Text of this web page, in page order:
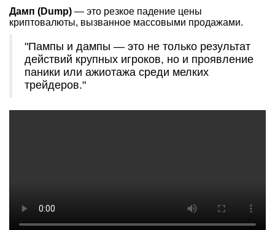
Дамп (Dump) — это резкое падение цены
криптовалюты, вызванное массовыми продажами.
"Пампы и дампы — это не только результат
действий крупных игроков, но и проявление
паники или ажиотажа среди мелких
трейдеров."